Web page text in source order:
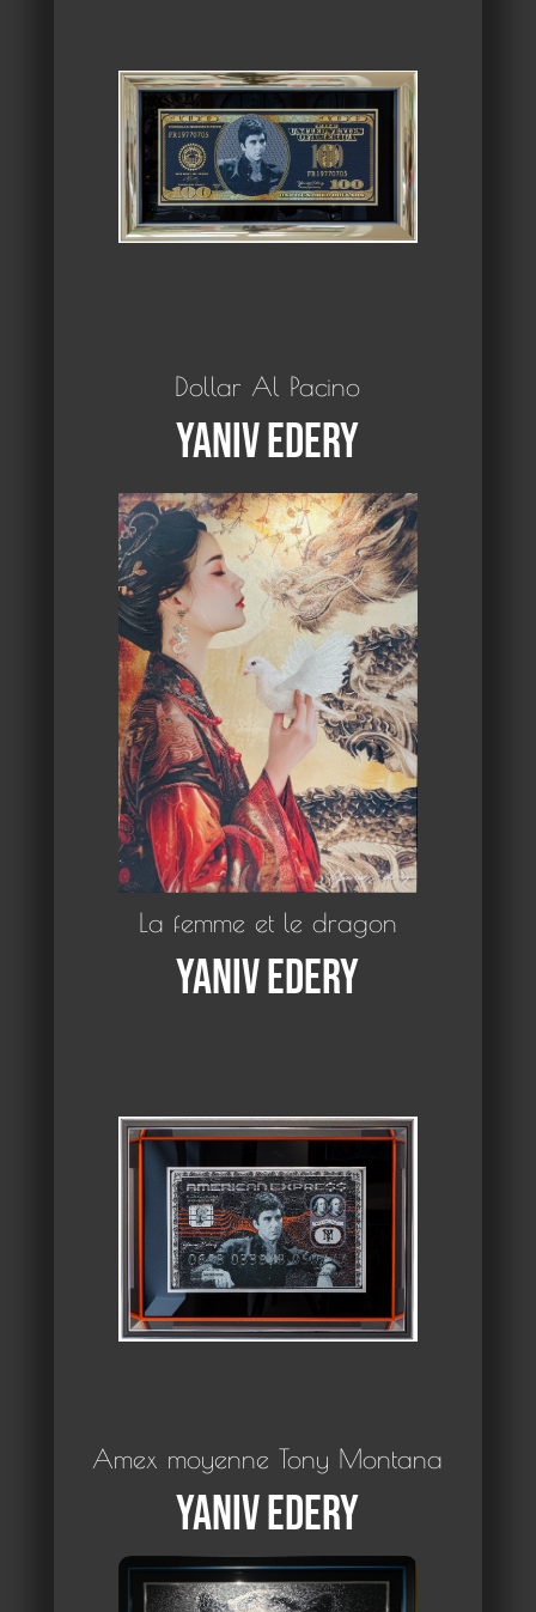
Dollar Al Pacino
Yaniv Edery
La femme et le dragon
Yaniv Edery
Amex moyenne Tony Montana
Yaniv Edery